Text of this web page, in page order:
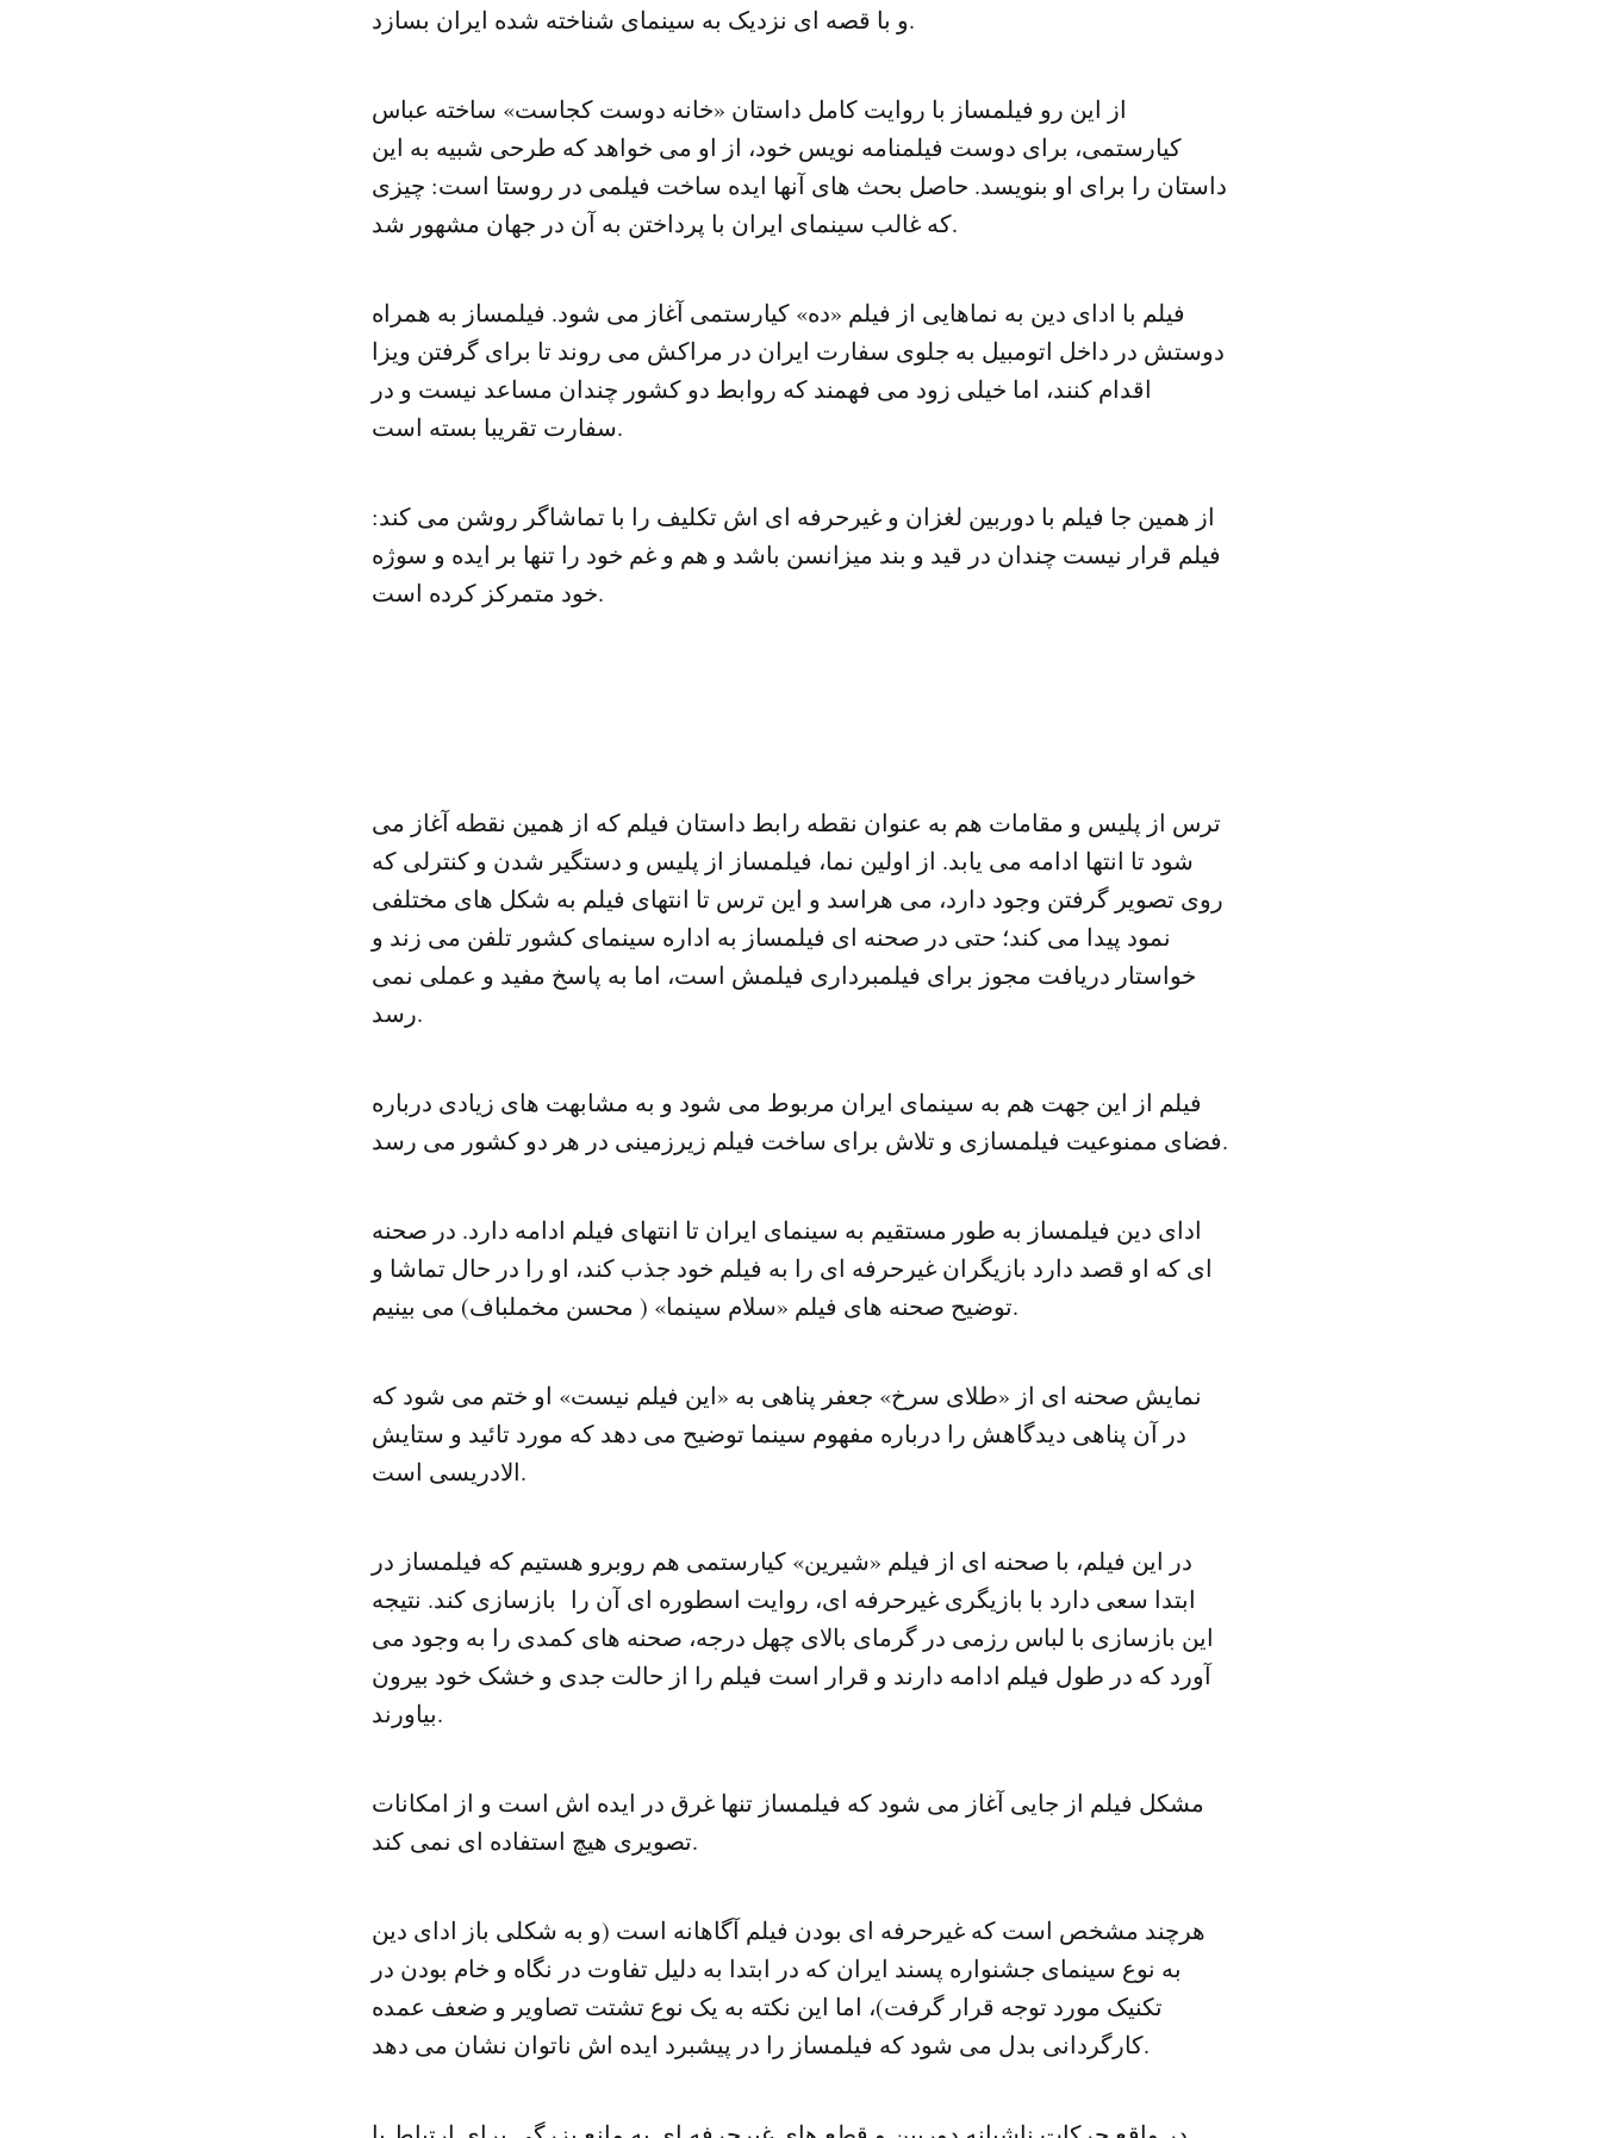
و با قصه ای نزدیک به سینمای شناخته شده ایران بسازد.
از این رو فیلمساز با روایت کامل داستان «خانه دوست کجاست» ساخته عباس
کیارستمی، برای دوست فیلمنامه نویس خود، از او می خواهد که طرحی شبیه به این
داستان را برای او بنویسد. حاصل بحث های آنها ایده ساخت فیلمی در روستا است: چیزی
که غالب سینمای ایران با پرداختن به آن در جهان مشهور شد.
فیلم با ادای دین به نماهایی از فیلم «ده» کیارستمی آغاز می شود. فیلمساز به همراه
دوستش در داخل اتومبیل به جلوی سفارت ایران در مراکش می روند تا برای گرفتن ویزا
اقدام کنند، اما خیلی زود می فهمند که روابط دو کشور چندان مساعد نیست و در
سفارت تقریبا بسته است.
از همین جا فیلم با دوربین لغزان و غیرحرفه ای اش تکلیف را با تماشاگر روشن می کند:
فیلم قرار نیست چندان در قید و بند میزانسن باشد و هم و غم خود را تنها بر ایده و سوژه
خود متمرکز کرده است.
ترس از پلیس و مقامات هم به عنوان نقطه رابط داستان فیلم که از همین نقطه آغاز می
شود تا انتها ادامه می یابد. از اولین نما، فیلمساز از پلیس و دستگیر شدن و کنترلی که
روی تصویر گرفتن وجود دارد، می هراسد و این ترس تا انتهای فیلم به شکل های مختلفی
نمود پیدا می کند؛ حتی در صحنه ای فیلمساز به اداره سینمای کشور تلفن می زند و
خواستار دریافت مجوز برای فیلمبرداری فیلمش است، اما به پاسخ مفید و عملی نمی
رسد.
فیلم از این جهت هم به سینمای ایران مربوط می شود و به مشابهت های زیادی درباره
فضای ممنوعیت فیلمسازی و تلاش برای ساخت فیلم زیرزمینی در هر دو کشور می رسد.
ادای دین فیلمساز به طور مستقیم به سینمای ایران تا انتهای فیلم ادامه دارد. در صحنه
ای که او قصد دارد بازیگران غیرحرفه ای را به فیلم خود جذب کند، او را در حال تماشا و
توضیح صحنه های فیلم «سلام سینما» ( محسن مخملباف) می بینیم.
نمایش صحنه ای از «طلای سرخ» جعفر پناهی به «این فیلم نیست» او ختم می شود که
در آن پناهی دیدگاهش را درباره مفهوم سینما توضیح می دهد که مورد تائید و ستایش
الادریسی است.
در این فیلم، با صحنه ای از فیلم «شیرین» کیارستمی هم روبرو هستیم که فیلمساز در
ابتدا سعی دارد با بازیگری غیرحرفه ای، روایت اسطوره ای آن را بازسازی کند. نتیجه
این بازسازی با لباس رزمی در گرمای بالای چهل درجه، صحنه های کمدی را به وجود می
آورد که در طول فیلم ادامه دارند و قرار است فیلم را از حالت جدی و خشک خود بیرون
بیاورند.
مشکل فیلم از جایی آغاز می شود که فیلمساز تنها غرق در ایده اش است و از امکانات
تصویری هیچ استفاده ای نمی کند.
هرچند مشخص است که غیرحرفه ای بودن فیلم آگاهانه است (و به شکلی باز ادای دین
به نوع سینمای جشنواره پسند ایران که در ابتدا به دلیل تفاوت در نگاه و خام بودن در
تکنیک مورد توجه قرار گرفت)، اما این نکته به یک نوع تشتت تصاویر و ضعف عمده
کارگردانی بدل می شود که فیلمساز را در پیشبرد ایده اش ناتوان نشان می دهد.